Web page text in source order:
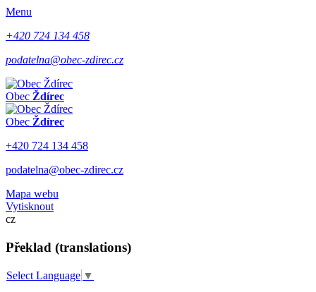
Menu
+420 724 134 458
podatelna@obec-zdirec.cz
Obec Ždírec
Obec Ždírec
+420 724 134 458
podatelna@obec-zdirec.cz
Mapa webu
Vytisknout
cz
Překlad (translations)
Select Language ▼